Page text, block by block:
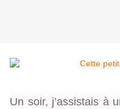
Un soir, j’assistais à